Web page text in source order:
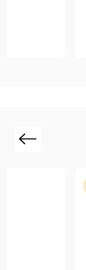
Previous